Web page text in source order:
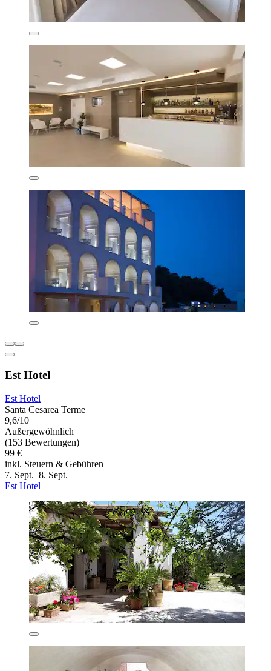
Est Hotel
Est Hotel
Santa Cesarea Terme
9,6/10
Außergewöhnlich
(153 Bewertungen)
99 €
inkl. Steuern & Gebühren
7. Sept.–8. Sept.
Est Hotel